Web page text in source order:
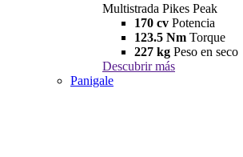
Multistrada Pikes Peak
170 cv Potencia
123.5 Nm Torque
227 kg Peso en seco
Descubrir más
Panigale